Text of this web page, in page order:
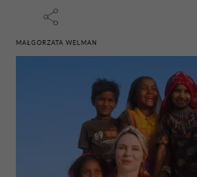
MAŁGORZATA WELMAN